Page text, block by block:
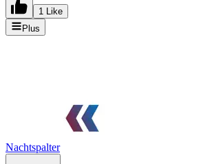
1 Like
Plus
Nachtspalter